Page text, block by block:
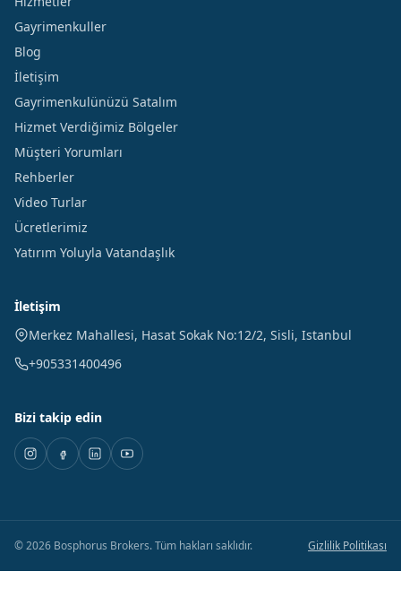
Gayrimenkuller
Blog
İletişim
Gayrimenkulünüzü Satalım
Hizmet Verdiğimiz Bölgeler
Müşteri Yorumları
Rehberler
Video Turlar
Ücretlerimiz
Yatırım Yoluyla Vatandaşlık
İletişim
Merkez Mahallesi, Hasat Sokak No:12/2, Sisli, Istanbul
+905331400496
Bizi takip edin
©2026 Bosphorus Brokers.Tüm hakları saklıdır. Gizlilik Politikası